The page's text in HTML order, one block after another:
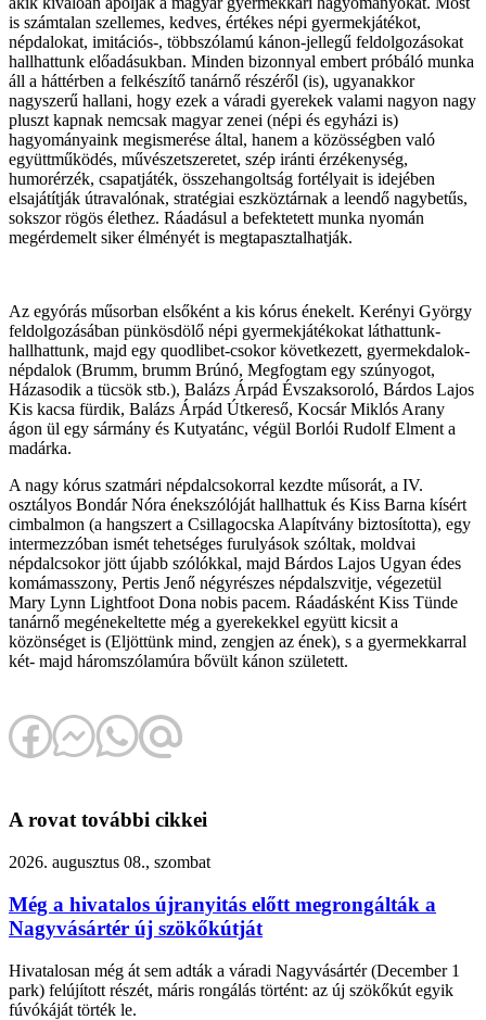
is számtalan szellemes, kedves, értékes népi gyermekjátékot,
népdalokat, imitációs-, többszólamú kánon-jellegű feldolgozásokat
hallhattunk előadásukban. Minden bizonnyal embert próbáló munka
áll a háttérben a felkészítő tanárnő részéről (is), ugyanakkor
nagyszerű hallani, hogy ezek a váradi gyerekek valami nagyon nagy
pluszt kapnak nemcsak magyar zenei (népi és egyházi is)
hagyományaink megismerése által, hanem a közösségben való
együttműködés, művészetszeretet, szép iránti érzékenység,
humorérzék, csapatjáték, összehangoltság fortélyait is idejében
elsajátítják útravalónak, stratégiai eszköztárnak a leendő nagybetűs,
sokszor rögös élethez. Ráadásul a befektetett munka nyomán
megérdemelt siker élményét is megtapasztalhatják.
Az egyórás műsorban elsőként a kis kórus énekelt. Kerényi György
feldolgozásában pünkösdölő népi gyermekjátékokat láthattunk-
hallhattunk, majd egy quodlibet-csokor következett, gyermekdalok-
népdalok (Brumm, brumm Brúnó, Megfogtam egy szúnyogot,
Házasodik a tücsök stb.), Balázs Árpád Évszaksoroló, Bárdos Lajos
Kis kacsa fürdik, Balázs Árpád Útkereső, Kocsár Miklós Arany
ágon ül egy sármány és Kutyatánc, végül Borlói Rudolf Elment a
madárka.
A nagy kórus szatmári népdalcsokorral kezdte műsorát, a IV.
osztályos Bondár Nóra énekszólóját hallhattuk és Kiss Barna kísért
cimbalmon (a hangszert a Csillagocska Alapítvány biztosította), egy
intermezzóban ismét tehetséges furulyások szóltak, moldvai
népdalcsokor jött újabb szólókkal, majd Bárdos Lajos Ugyan édes
komámasszony, Pertis Jenő négyrészes népdalszvitje, végezetül
Mary Lynn Lightfoot Dona nobis pacem. Ráadásként Kiss Tünde
tanárnő megénekeltette még a gyerekekkel együtt kicsit a
közönséget is (Eljöttünk mind, zengjen az ének), s a gyermekkarral
két- majd háromszólamúra bővült kánon született.
A rovat további cikkei
2026. augusztus 08., szombat
Még a hivatalos újranyitás előtt megrongálták a
Nagyvásártér új szökőkútját
Hivatalosan még át sem adták a váradi Nagyvásártér (December 1
park) felújított részét, máris rongálás történt: az új szökőkút egyik
fúvókáját törték le.